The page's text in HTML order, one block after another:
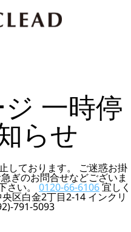
一時停
らせ
しております。 ご迷惑お掛
ぎのお問合せなどございま
さい。0120-66-6106宜しく
区白金2丁目2-14 インクリ
791-5093